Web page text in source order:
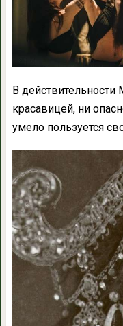
В
красавицей, ни
умело пользуется